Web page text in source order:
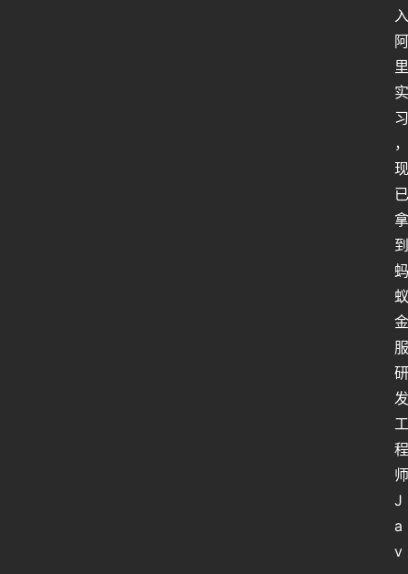
入
阿
里
实
习
，
现
已
拿
到
蚂
蚁
金
服
研
发
工
程
师
J
a
v